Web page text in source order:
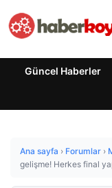
Güncel Haberler
Ana sayfa › Forumlar ›
gelişme! Herkes final